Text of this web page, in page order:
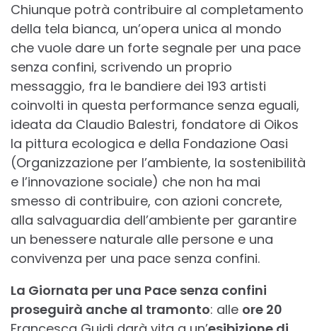
Chiunque potrà contribuire al completamento
della tela bianca, un’opera unica al mondo
che vuole dare un forte segnale per una pace
senza confini, scrivendo un proprio
messaggio, fra le bandiere dei 193 artisti
coinvolti in questa performance senza eguali,
ideata da Claudio Balestri, fondatore di Oikos
la pittura ecologica e della Fondazione Oasi
(Organizzazione per l’ambiente, la sostenibilità
e l’innovazione sociale) che non ha mai
smesso di contribuire, con azioni concrete,
alla salvaguardia dell’ambiente per garantire
un benessere naturale alle persone e una
convivenza per una pace senza confini.
La Giornata per una Pace senza confini
proseguirà anche al tramonto: alle ore 20